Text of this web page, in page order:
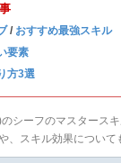
/ おすすめ最強スキル
要素
方3選
シーフのマスタース
、スキル効果について